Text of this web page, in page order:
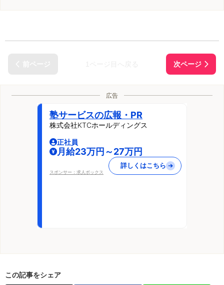
広告
塾サービスの広報・PR
株式会社KTCホールディングス
正社員
月給23万円～27万円
スポンサー：求人ボックス
詳しくはこちら
この記事をシェア